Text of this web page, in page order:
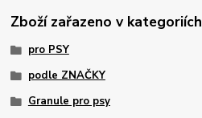
Zboží zařazeno v kategoriích
pro PSY
podle ZNAČKY
Granule pro psy